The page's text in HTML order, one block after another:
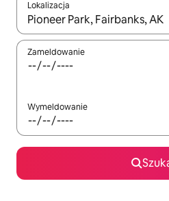
Lokalizacja
Gdy wyniki będą dostępne,
Zameldowanie
Wymeldowanie